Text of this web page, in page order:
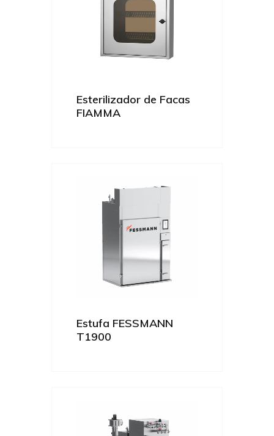
Esterilizador de Facas
FIAMMA
Estufa FESSMANN
T1900